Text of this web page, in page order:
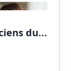
du...